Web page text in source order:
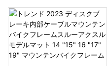
動
ウトドア アクティビティの愛好
家向けに設計されており、優れ
た耐久性とパフォーマンスを提
供します。 内部ケーブルルーテ
ィングと洗練されたマット仕上